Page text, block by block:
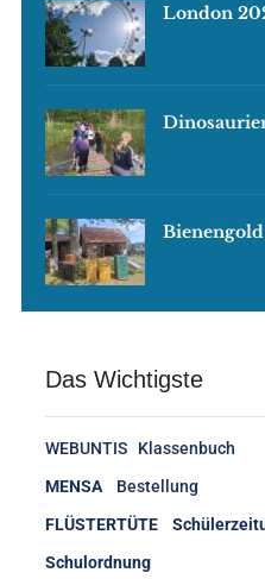
London
Das Wichtigste
WEBUNTIS Klassenbuch
MENSA Bestellung
FLÜSTERTÜTE
Schulordnung